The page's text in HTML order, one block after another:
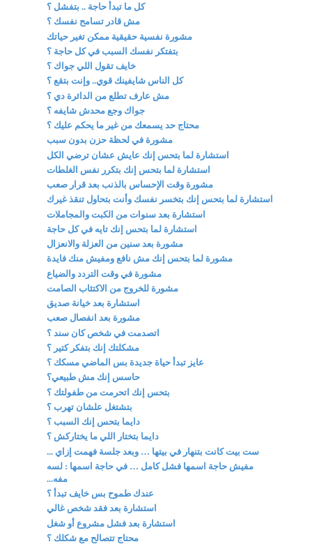
كل ما تبدأ حاجة .. بتفشل ؟
مش قادر تسامح نفسك ؟
مشورة نفسية حقيقية ممكن تغير حياتك
بتفتكر نفسك السبب في كل حاجة ؟
خايف تقول اللي جواك ؟
كل الناس شايفينك قوي.. وإنت بتقع ؟
مش عارف تطلع من الدائرة دي ؟
جواك وجع محدش شايفه ؟
محتاج حد يسمعك من غير ما يحكم عليك ؟
مشورة في لحظة حزن بدون سبب
استشارة لما بتحس إنك عايش عشان ترضي الكل
استشارة لما بتحس إنك بتكرر نفس الغلطات
مشورة وقت الإحساس بالذنب بعد قرار صعب
استشارة لما بتحس إنك بتخسر نفسك وأنت بتحاول تنقذ غيرك
استشارة بعد سنوات من الكبت والمجاملات
استشارة لما بتحس إنك تايه في كل حاجة
مشورة بعد سنين من العزلة والانعزال
مشورة لما بتحس إنك مش نافع ومفيش منك فايدة
مشورة في وقت التردد والضياع
مشورة للخروج من الاكتئاب الصامت
استشارة بعد خيانة صديق
مشورة بعد انفصال صعب
اتصدمت في شخص كان سند ؟
مشكلتك إنك بتفكر كتير ؟
عايز تبدأ حياة جديدة بس الماضي مسكك ؟
حاسس إنك مش طبيعي؟
بتحس إنك اتحرمت من طفولتك ؟
بتشتغل علشان تهرب ؟
دايما بتحس إنك السبب ؟
دايما بتختار اللي ما يختاركش ؟
ست بيت كانت بتنهار في بيتها … وبعد جلسة فهمت إزاي ...
مفيش حاجة اسمها فشل كامل … في حاجة اسمها : لسه
مفه...
عندك طموح بس خايف تبدأ ؟
استشارة بعد فقد شخص غالي
استشارة بعد فشل مشروع أو شغل
محتاج تتصالح مع شكلك ؟